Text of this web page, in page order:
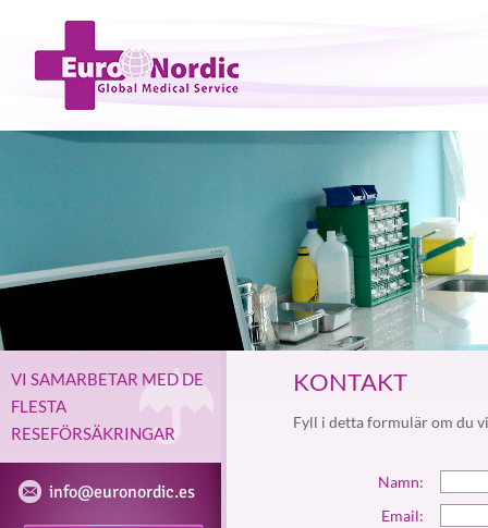
VI SAMARBETAR MED DE
FLESTA
RESEFÖRSÄKRINGAR
info@euronordic.es
KONTAKT
Fyll i detta formulär om du
Namn:
Email: